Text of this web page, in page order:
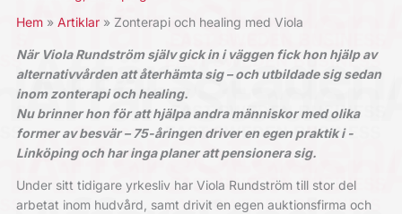
Hem
Artiklar Zonterapi och healing med Viola
När Viola Rundström själv gick in i väggen fick hon hjälp av
alternativvården att återhämta sig – och utbildade sig sedan
inom zonterapi och healing.
Nu brinner hon för att hjälpa andra människor med olika
former av besvär – 75-åringen driver en egen praktik i ­
Linköping och har inga planer att pensionera sig.
Under sitt tidigare yrkesliv har Viola ­Rundström till stor del
arbetat inom hudvård, samt drivit en egen auktionsfirma och